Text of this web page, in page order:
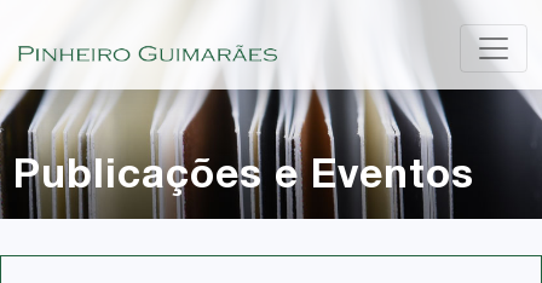
Publicações e Eventos